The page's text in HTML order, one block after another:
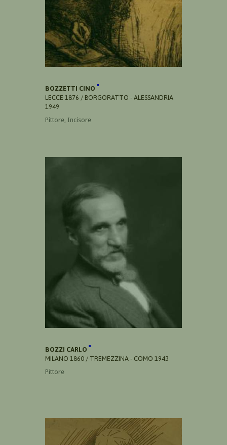
BOZZETTI CINO
LECCE 1876 / BORGORATTO - ALESSANDRIA
1949
Pittore, Incisore
BOZZI CARLO
MILANO 1860 / TREMEZZINA - COMO 1943
Pittore